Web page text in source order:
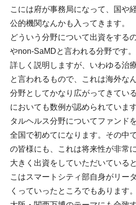
こには府が事務局になって、国や
公的機関なんかも入ってきます。
どういう分野について出資をする
やnon-SaMDと言われる分野です
詳しく説明しますが、いわゆる治
と言われるもので、これは海外な
分野としてかなり広がってきてい
においても数例が認められていま
タルヘルス分野についてファンド
全国で初めてになります。その中
の皆様にも、これは将来性が非常
大きく出資をしていただいている
こはスマートシティ部自身がリー
くっていったところでもあります